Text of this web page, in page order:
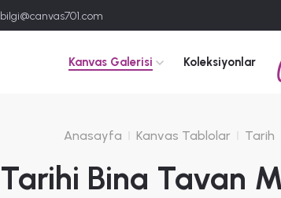
bilgi@canvas701.com
Kanvas Galerisi Koleksiyonlar
Anasayfa Kanvas Tablolar Tarih
Tarihi Bina Tavan